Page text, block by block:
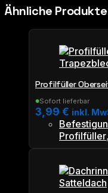
Ähnliche Produkte
Profilfüller
●Sofort lieferbar
3,99 € inkl.
Profilfüller,